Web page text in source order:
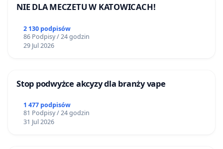
NIE DLA MECZETU W KATOWICACH!
2 130 podpisów
86 Podpisy / 24 godzin
29 Jul 2026
Stop podwyżce akcyzy dla branży vape
1 477 podpisów
81 Podpisy / 24 godzin
31 Jul 2026